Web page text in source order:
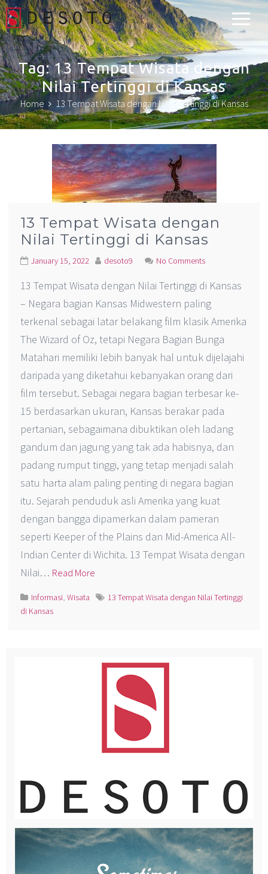
Desoto Explorer
Tag:13 Tempat Wisata dengan
Nilai Tertinggi di Kansas
Home 13 Tempat Wisata dengan Nilai Tertinggi di Kansas
13 Tempat Wisata dengan
Nilai Tertinggi di Kansas
January 15, 2022 desoto9 No Comments
13 Tempat Wisata dengan Nilai Tertinggi di Kansas
– Negara bagian Kansas Midwestern paling
terkenal sebagai latar belakang film klasik Amerika
The Wizard of Oz, tetapi Negara Bagian Bunga
Matahari memiliki lebih banyak hal untuk dijelajahi
daripada yang diketahui kebanyakan orang dari
film tersebut. Sebagai negara bagian terbesar ke-
15 berdasarkan ukuran, Kansas berakar pada
pertanian, sebagaimana dibuktikan oleh ladang
gandum dan jagung yang tak ada habisnya, dan
padang rumput tinggi, yang tetap menjadi salah
satu harta alam paling penting di negara bagian
itu. Sejarah penduduk asli Amerika yang kuat
dengan bangga dipamerkan dalam pameran
seperti Keeper of the Plains dan Mid-America All-
Indian Center di Wichita. 13 Tempat Wisata dengan
Nilai… Read More
Informasi,Wisata
13 Tempat Wisata dengan Nilai Tertinggi
di Kansas